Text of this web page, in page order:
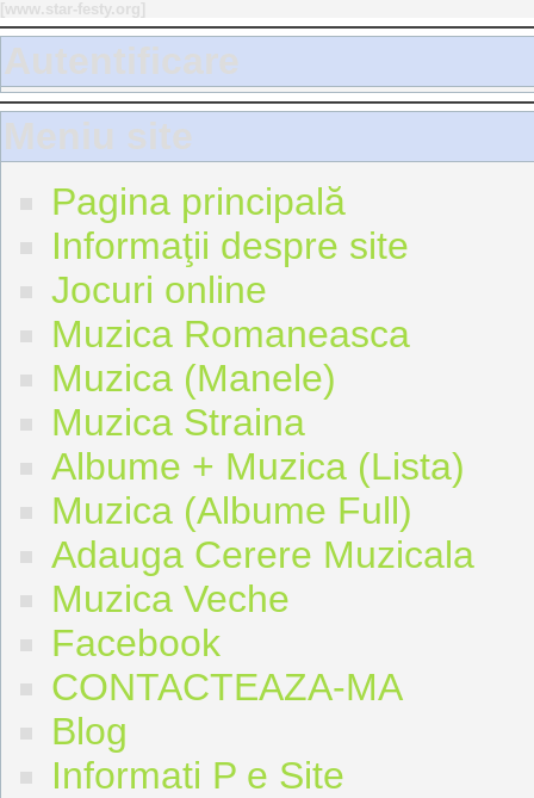
Autentificare
Meniu site
Pagina principală
Informaţii despre site
Jocuri online
Muzica Romaneasca
Muzica (Manele)
Muzica Straina
Albume + Muzica (Lista)
Muzica (Albume Full)
Adauga Cerere Muzicala
Muzica Veche
Facebook
CONTACTEAZA-MA
Blog
Informati P e Site